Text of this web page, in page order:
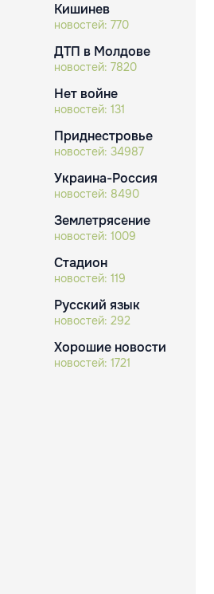
Кишинев
новостей: 770
ДТП в Молдове
новостей: 7820
Нет войне
новостей: 131
Приднестровье
новостей: 34987
Украина-Россия
новостей: 8490
Землетрясение
новостей: 1009
Стадион
новостей: 119
Русский язык
новостей: 292
Хорошие новости
новостей: 1721